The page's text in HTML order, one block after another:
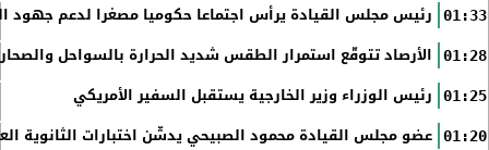
01:33 رئيس مجلس القيادة يرأس اجتماعا حكوميا مصغرا لدعم جهود
01:28 الأرصاد تتوقّع استمرار الطقس شديد الحرارة بالسواحل
01:25 رئيس الوزراء وزير الخارجية يستقبل السفير الأمريكي
01:20 عضو مجلس القيادة محمود الصبيحي يدشّن اختبارات الثانوية